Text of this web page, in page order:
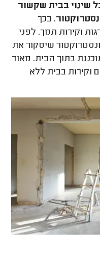
שינוי בבית שקשור
בכך
וקירות תמך. לפני
שיסקור את
בתוך הבית. מאוד
וקירות בבית ללא